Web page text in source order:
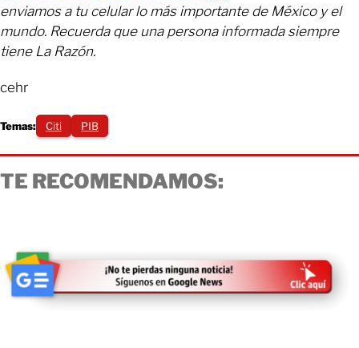
enviamos a tu celular lo más importante de México y el
mundo. Recuerda que una persona informada siempre
tiene La Razón.
cehr
Temas: Citi PIB
TE RECOMENDAMOS: